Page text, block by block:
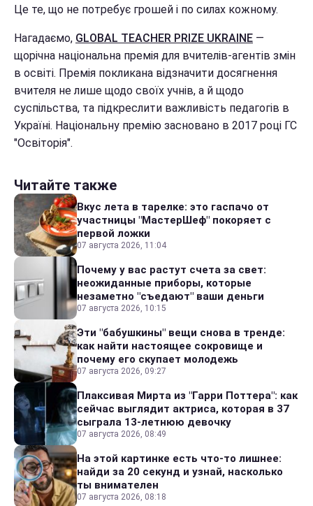
Це те, що не потребує грошей і по силах кожному.
Нагадаємо, GLOBAL TEACHER PRIZE UKRAINE —
щорічна національна премія для вчителів-агентів змін
в освіті. Премія покликана відзначити досягнення
вчителя не лише щодо своїх учнів, а й щодо
суспільства, та підкреслити важливість педагогів в
Україні. Національну премію засновано в 2017 році ГС
"Освіторія".
Читайте также
Вкус лета в тарелке: это гаспачо от
участницы "МастерШеф" покоряет с
первой ложки
07 августа 2026, 11:04
Почему у вас растут счета за свет:
неожиданные приборы, которые
незаметно "съедают" ваши деньги
07 августа 2026, 10:15
Эти "бабушкины" вещи снова в тренде:
как найти настоящее сокровище и
почему его скупает молодежь
07 августа 2026, 09:27
Плаксивая Мирта из "Гарри Поттера": как
сейчас выглядит актриса, которая в 37
сыграла 13-летнюю девочку
07 августа 2026, 08:49
На этой картинке есть что-то лишнее:
найди за 20 секунд и узнай, насколько
ты внимателен
07 августа 2026, 08:18